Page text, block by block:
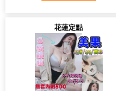
花蓮定點